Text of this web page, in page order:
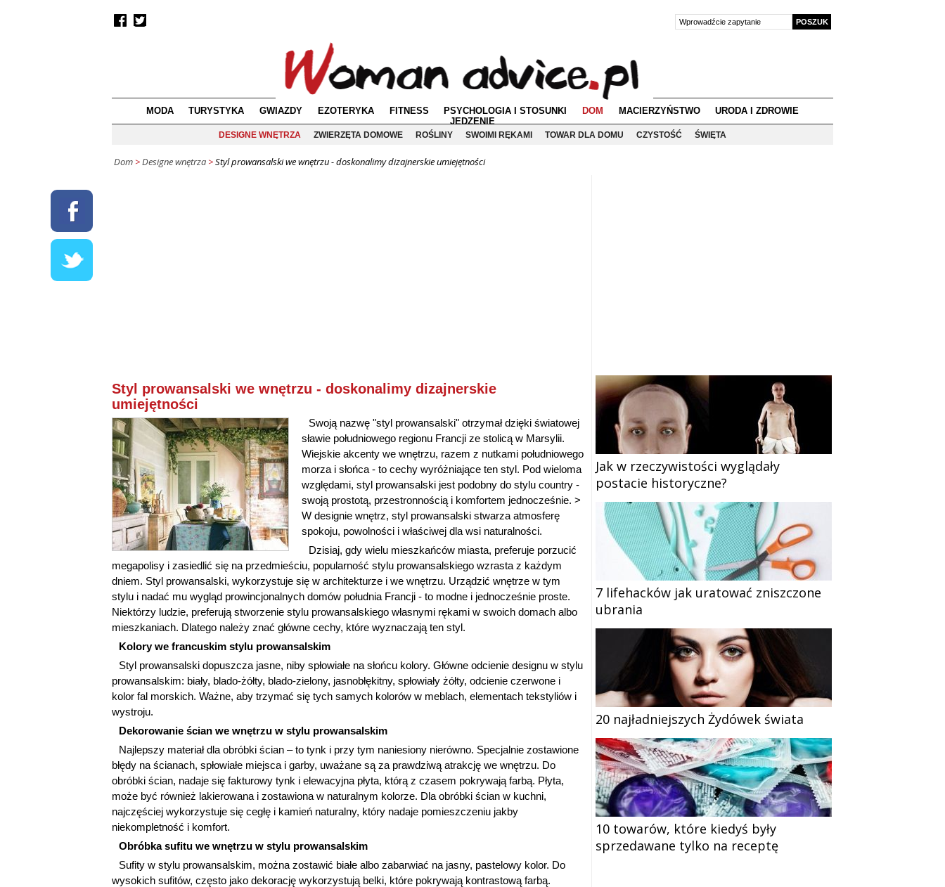
MODA TURYSTYKA GWIAZDY EZOTERYKA FITNESS PSYCHOLOGIA I STOSUNKI DOM MACIERZYŃSTWO
URODA I ZDROWIE
JEDZENIE
DESIGNE WNĘTRZA
ZWIERZĘTA DOMOWE ROŚLINY SWOIMI RĘKAMI TOWAR DLA DOMU CZYSTOŚĆ ŚWIĘTA
Dom >Designe wnętrza >Styl prowansalski we wnętrzu - doskonalimy dizajnerskie umiejętności
Styl prowansalski we wnętrzu - doskonalimy dizajnerskie
umiejętności
Swoją nazwę "styl prowansalski" otrzymał dzięki światowej
sławie południowego regionu Francji ze stolicą w Marsylii.
Wiejskie akcenty we wnętrzu, razem z nutkami południowego
morza i słońca - to cechy wyróżniające ten styl. Pod wieloma
względami, styl prowansalski jest podobny do stylu country -
swoją prostotą, przestronnością i komfortem jednocześnie. >
W designie wnętrz, styl prowansalski stwarza atmosferę
spokoju, powolności i właściwej dla wsi naturalności.
Dzisiaj, gdy wielu mieszkańców miasta, preferuje porzucić
megapolisy i zasiedlić się na przedmieściu, popularność stylu prowansalskiego wzrasta z każdym
dniem. Styl prowansalski, wykorzystuje się w architekturze i we wnętrzu. Urządzić wnętrze w tym
stylu i nadać mu wygląd prowincjonalnych domów południa Francji - to modne i jednocześnie proste.
Niektórzy ludzie, preferują stworzenie stylu prowansalskiego własnymi rękami w swoich domach albo
mieszkaniach. Dlatego należy znać główne cechy, które wyznaczają ten styl.
Kolory we francuskim stylu prowansalskim
Styl prowansalski dopuszcza jasne, niby spłowiałe na słońcu kolory. Główne odcienie designu w stylu
prowansalskim: biały, blado-żółty, blado-zielony, jasnobłękitny, spłowiały żółty, odcienie czerwone i
kolor fal morskich. Ważne, aby trzymać się tych samych kolorów w meblach, elementach tekstyliów i
wystroju.
Dekorowanie ścian we wnętrzu w stylu prowansalskim
Najlepszy materiał dla obróbki ścian – to tynk i przy tym naniesiony nierówno. Specjalnie zostawione
błędy na ścianach, spłowiałe miejsca i garby, uważane są za prawdziwą atrakcję we wnętrzu. Do
obróbki ścian, nadaje się fakturowy tynk i elewacyjna płyta, którą z czasem pokrywają farbą. Płyta,
może być również lakierowana i zostawiona w naturalnym kolorze. Dla obróbki ścian w kuchni,
najczęściej wykorzystuje się cegłę i kamień naturalny, który nadaje pomieszczeniu jakby
niekompletność i komfort.
Obróbka sufitu we wnętrzu w stylu prowansalskim
Sufity w stylu prowansalskim, można zostawić białe albo zabarwiać na jasny, pastelowy kolor. Do
wysokich sufitów, często jako dekorację wykorzystują belki, które pokrywają kontrastową farbą.
Jak w rzeczywistości wyglądały
postacie historyczne?
7 lifehacków jak uratować zniszczone
ubrania
20 najładniejszych Żydówek świata
10 towarów, które kiedyś były
sprzedawane tylko na receptę